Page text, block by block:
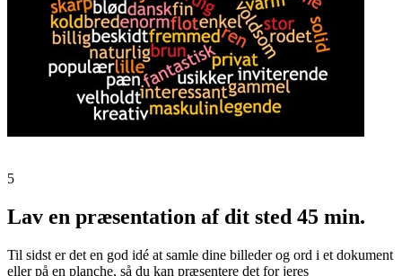
5
Lav en præsentation af dit sted 45 min.
Til sidst er det en god idé at samle dine billeder og ord i et dokument
eller på en planche, så du kan præsentere det for jeres